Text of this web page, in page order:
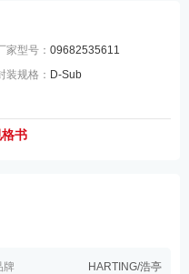
家型号：09682535611
装规格： D-Sub
书
牌
HARTING/浩亭